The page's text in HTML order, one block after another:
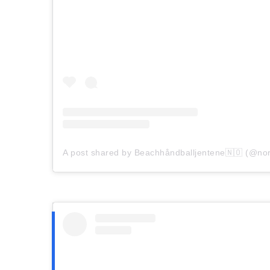
A post shared by Beachhåndballjentene🇳🇴